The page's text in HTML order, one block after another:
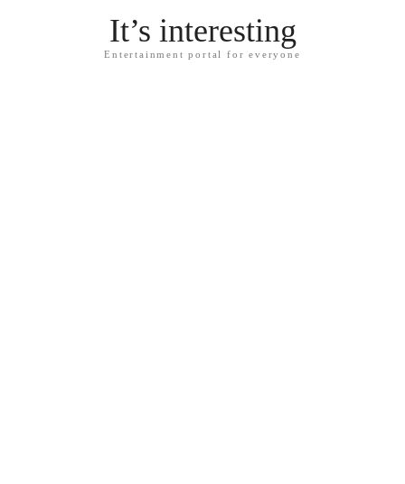
It’s interesting
Entertainment portal for everyone